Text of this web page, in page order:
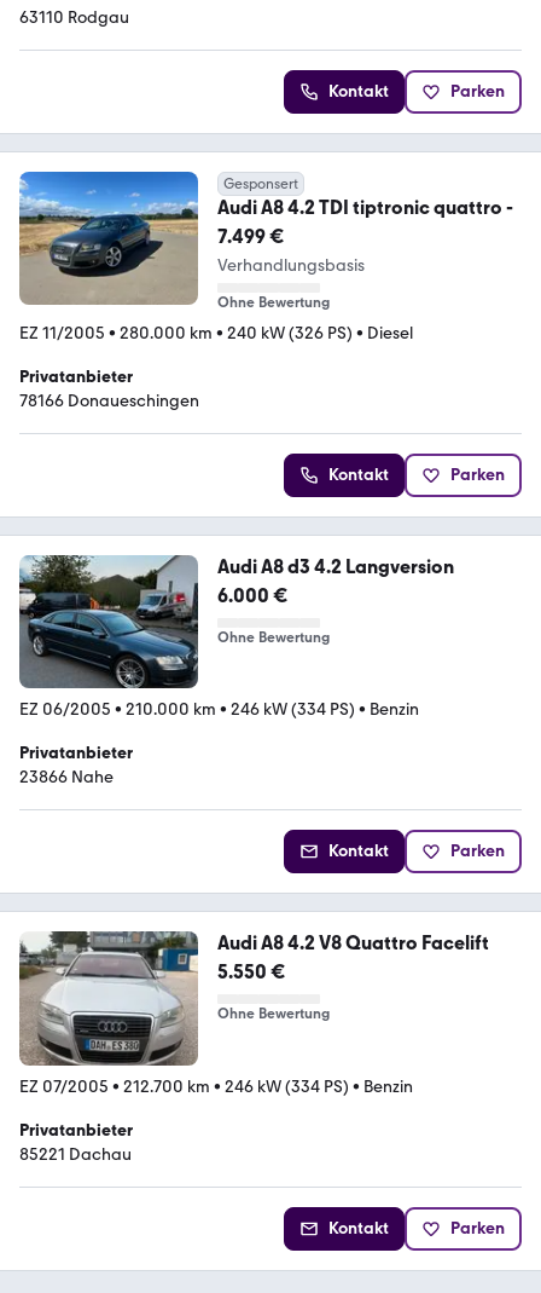
63110 Rodgau
Kontakt Parken
Gesponsert
Audi A8 4.2 TDI tiptronic quattro -
7.499 €
Verhandlungsbasis
Ohne Bewertung
EZ 11/2005 • 280.000 km • 240 kW (326 PS) • Diesel
Privatanbieter
78166 Donaueschingen
Kontakt Parken
Audi A8 d3 4.2 Langversion
6.000 €
Ohne Bewertung
EZ 06/2005 • 210.000 km • 246 kW (334 PS) • Benzin
Privatanbieter
23866 Nahe
Kontakt Parken
Audi A8 4.2 V8 Quattro Facelift
5.550 €
Ohne Bewertung
EZ 07/2005 • 212.700 km • 246 kW (334 PS) • Benzin
Privatanbieter
85221 Dachau
Kontakt Parken